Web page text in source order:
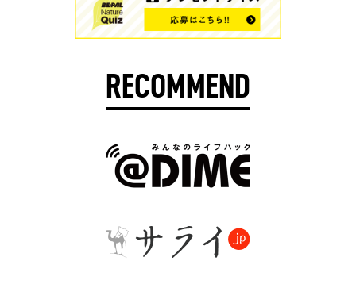
RECOMMEND